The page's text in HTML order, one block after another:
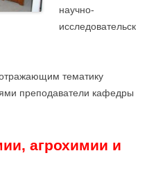
научно-
исследовательск
тематику
преподаватели кафедры
агрохимии и